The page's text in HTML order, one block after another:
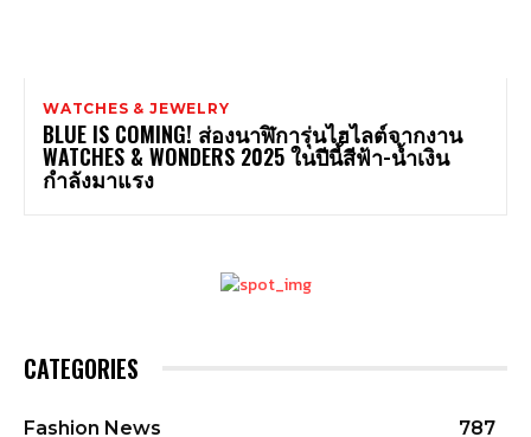
WATCHES & JEWELRY
BLUE IS COMING! ส่องนาฬิการุ่นไฮไลต์จากงาน
WATCHES & WONDERS 2025 ในปีนี้สีฟ้า-น้ำเงิน
กำลังมาแรง
CATEGORIES
Fashion News
787